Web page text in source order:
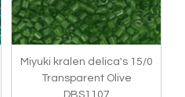
Miyuki kralen delica's 15/0
Transparent Olive
DBS1107